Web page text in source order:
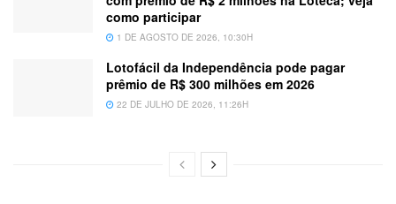
como participar
1 DE AGOSTO DE 2026, 10:30H
Lotofácil da Independência pode pagar
prêmio de R$ 300 milhões em 2026
22 DE JULHO DE 2026, 11:26H